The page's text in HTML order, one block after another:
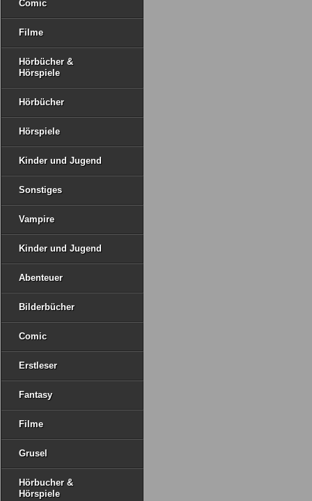
Comic
Filme
Hörbücher &
Hörspiele
Hörbücher
Hörspiele
Kinder und Jugend
Sonstiges
Vampire
Kinder und Jugend
Abenteuer
Bilderbücher
Comic
Erstleser
Fantasy
Filme
Grusel
Hörbucher &
Hörspiele